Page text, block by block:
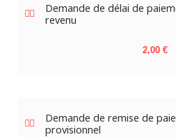
Demande de délai de
revenu
Prix
2,00 €
Demande de remise de
provisionnel